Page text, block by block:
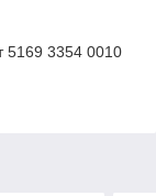
5169 3354 0010